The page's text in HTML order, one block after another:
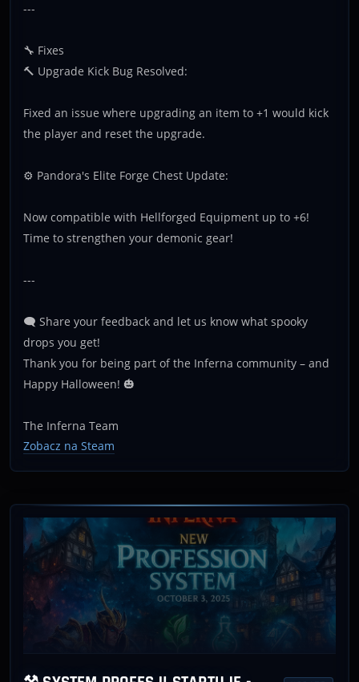
---
🔧 Fixes
🔨 Upgrade Kick Bug Resolved:
Fixed an issue where upgrading an item to +1 would kick
the player and reset the upgrade.
⚙️ Pandora's Elite Forge Chest Update:
Now compatible with Hellforged Equipment up to +6!
Time to strengthen your demonic gear!
---
🗨️ Share your feedback and let us know what spooky
drops you get!
Thank you for being part of the Inferna community – and
Happy Halloween! 🎃
The Inferna Team
Zobacz na Steam